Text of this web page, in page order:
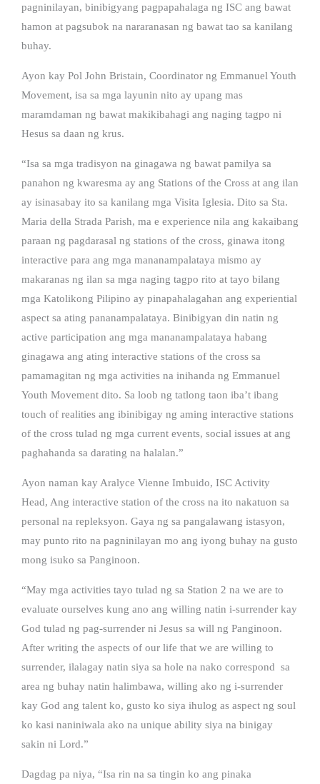
pagninilayan, binibigyang pagpapahalaga ng ISC ang bawat
hamon at pagsubok na nararanasan ng bawat tao sa kanilang
buhay.
Ayon kay Pol John Bristain, Coordinator ng Emmanuel Youth
Movement, isa sa mga layunin nito ay upang mas
maramdaman ng bawat makikibahagi ang naging tagpo ni
Hesus sa daan ng krus.
“Isa sa mga tradisyon na ginagawa ng bawat pamilya sa
panahon ng kwaresma ay ang Stations of the Cross at ang ilan
ay isinasabay ito sa kanilang mga Visita Iglesia. Dito sa Sta.
Maria della Strada Parish, ma e experience nila ang kakaibang
paraan ng pagdarasal ng stations of the cross, ginawa itong
interactive para ang mga mananampalataya mismo ay
makaranas ng ilan sa mga naging tagpo rito at tayo bilang
mga Katolikong Pilipino ay pinapahalagahan ang experiential
aspect sa ating pananampalataya. Binibigyan din natin ng
active participation ang mga mananampalataya habang
ginagawa ang ating interactive stations of the cross sa
pamamagitan ng mga activities na inihanda ng Emmanuel
Youth Movement dito. Sa loob ng tatlong taon iba’t ibang
touch of realities ang ibinibigay ng aming interactive stations
of the cross tulad ng mga current events, social issues at ang
paghahanda sa darating na halalan.”
Ayon naman kay Aralyce Vienne Imbuido, ISC Activity
Head, Ang interactive station of the cross na ito nakatuon sa
personal na repleksyon. Gaya ng sa pangalawang istasyon,
may punto rito na pagninilayan mo ang iyong buhay na gusto
mong isuko sa Panginoon.
“May mga activities tayo tulad ng sa Station 2 na we are to
evaluate ourselves kung ano ang willing natin i-surrender kay
God tulad ng pag-surrender ni Jesus sa will ng Panginoon.
After writing the aspects of our life that we are willing to
surrender, ilalagay natin siya sa hole na nako correspond sa
area ng buhay natin halimbawa, willing ako ng i-surrender
kay God ang talent ko, gusto ko siya ihulog as aspect ng soul
ko kasi naniniwala ako na unique ability siya na binigay
sakin ni Lord.”
Dagdag pa niya, “Isa rin na sa tingin ko ang pinaka